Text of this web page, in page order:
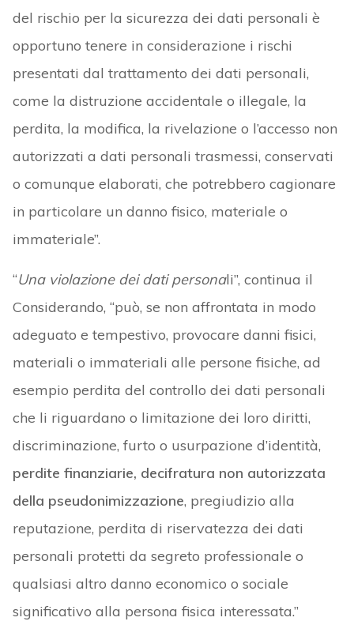
del rischio per la sicurezza dei dati personali è
opportuno tenere in considerazione i rischi
presentati dal trattamento dei dati personali,
come la distruzione accidentale o illegale, la
perdita, la modifica, la rivelazione o l’accesso non
autorizzati a dati personali trasmessi, conservati
o comunque elaborati, che potrebbero cagionare
in particolare un danno fisico, materiale o
immateriale”.
“Una violazione dei dati personali”, continua il
Considerando, “può, se non affrontata in modo
adeguato e tempestivo, provocare danni fisici,
materiali o immateriali alle persone fisiche, ad
esempio perdita del controllo dei dati personali
che li riguardano o limitazione dei loro diritti,
discriminazione, furto o usurpazione d’identità,
perdite finanziarie, decifratura non autorizzata
della pseudonimizzazione, pregiudizio alla
reputazione, perdita di riservatezza dei dati
personali protetti da segreto professionale o
qualsiasi altro danno economico o sociale
significativo alla persona fisica interessata.”